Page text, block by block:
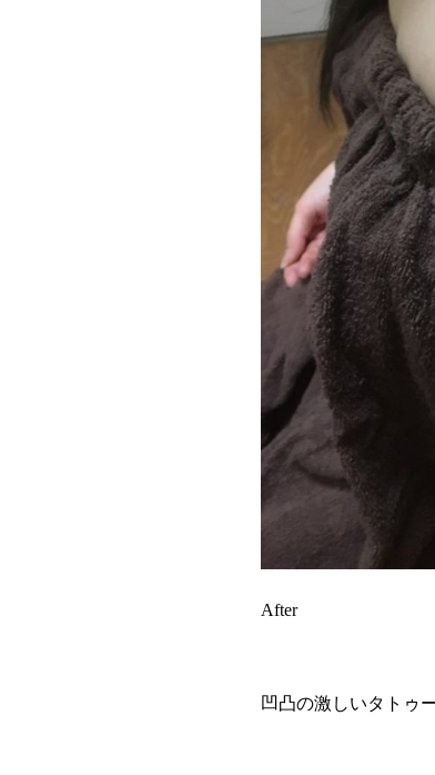
After
凹凸の激しいタトゥ